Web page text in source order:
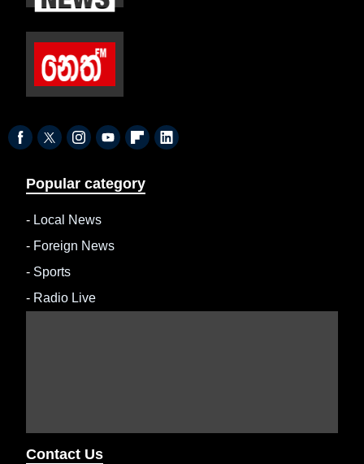
Popular category
- Local News
- Foreign News
- Sports
- Radio Live
Contact Us